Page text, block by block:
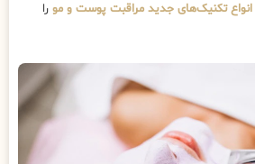
انواع تکنیک‌های جدید مراقبت پوست و مو را